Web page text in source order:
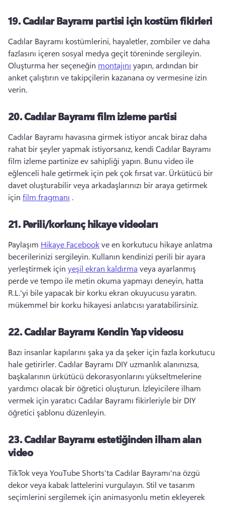
19.Cadılar Bayramı partisi için kostüm fikirleri
Cadılar Bayramı kostümlerini, hayaletler, zombiler ve daha
Oluşturma her seçeneğin montajını yapın, ardından bir
anket çalıştırın ve takipçilerin kazanana oy vermesine izin
verin.
20.Cadılar Bayramı film izleme partisi
Cadılar Bayramı havasına girmek istiyor ancak biraz daha
rahat bir şeyler yapmak istiyorsanız, kendi Cadılar Bayramı
film izleme partinize ev sahipliği yapın. Bunu video ile
eğlenceli hale getirmek için pek çok fırsat var. Ürkütücü bir
davet oluşturabilir veya arkadaşlarınızı bir araya getirmek
için film fragmanı .
21.Perili/korkunç hikaye videoları
Paylaşım Hikaye Facebook ve en korkutucu hikaye anlatma
becerilerinizi sergileyin. Kullanın kendinizi perili bir ayara
yerleştirmek için yeşil ekran kaldırma veya ayarlanmış
perde ve tempo ile metin okuma yapmayı deneyin, hatta
mükemmel bir korku hikayesi anlatıcısı yaratabilirsiniz.
22.Cadılar Bayramı Kendin Yap videosu
Bazı insanlar kapılarını şaka ya da şeker için fazla korkutucu
hale getirirler. Cadılar Bayramı DIY uzmanlık alanınızsa,
başkalarının ürkütücü dekorasyonlarını yükseltmelerine
yardımcı olacak bir öğretici oluşturun. İzleyicilere ilham
vermek için yaratıcı Cadılar Bayramı fikirleriyle bir DIY
öğretici şablonu düzenleyin.
23.Cadılar Bayramı estetiğinden ilham alan
video
TikTok veya YouTube Shorts'ta Cadılar Bayramı'na özgü
dekor veya kabak lattelerini vurgulayın. Stil ve tasarım
seçimlerini sergilemek için animasyonlu metin ekleyerek